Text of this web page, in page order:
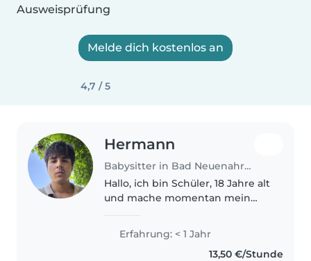
Ausweisprüfung
Melde dich kostenlos an
4,7 / 5
Hermann
Babysitter in Bad Neuenahr-Ahrweiler
Hallo, ich bin Schüler, 18 Jahre alt
und mache momentan mein
geduldiger,
verantwortungsbewusster und
zuverlässiger Mensch. Mir ist
Erfahrung: < 1 Jahr
13,50 €/Stunde